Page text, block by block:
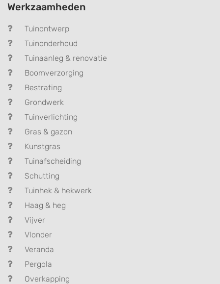
Werkzaamheden
Tuinontwerp
Tuinonderhoud
Tuinaanleg & renovatie
Boomverzorging
Bestrating
Grondwerk
Tuinverlichting
Gras & gazon
Kunstgras
Tuinafscheiding
Schutting
Tuinhek & hekwerk
Haag & heg
Vijver
Vlonder
Veranda
Pergola
Overkapping